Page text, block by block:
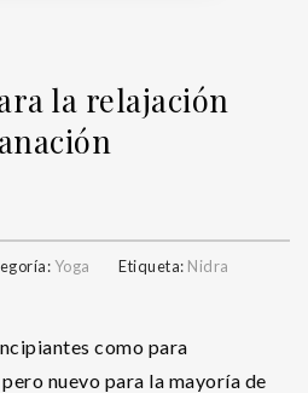
la relajación
Yoga Etiqueta: Nidra
como para
nuevo para la mayoría de